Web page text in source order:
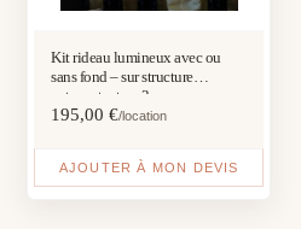
Kit rideau lumineux avec ou
sans fond – sur structure
autoportante – 3 m
195,00€/location
AJOUTER À MON DEVIS